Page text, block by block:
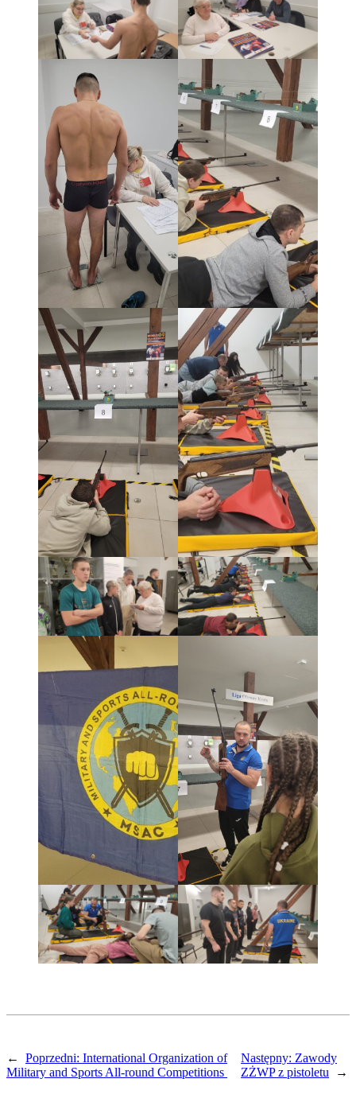
← Poprzedni: International Organization of
Military and Sports All-round Competitions
Następny: Zawody
ZŻWP z pistoletu
→